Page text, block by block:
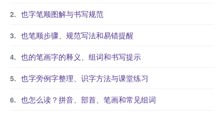
也字笔顺图解与书写规范
也笔顺步骤、规范写法和易错提醒
也的笔画字的释义、组词和书写提示
也字旁例字整理、识字方法与课堂练习
也怎么读？拼音、部首、笔画和常见组词